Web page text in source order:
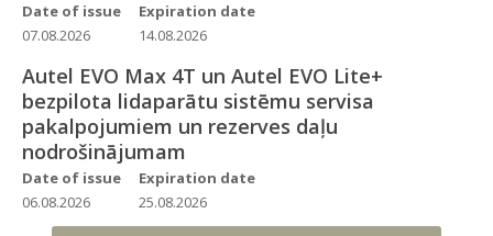
Date of issue
07.08.2026
Expiration date
14.08.2026
Autel EVO Max 4T un Autel EVO Lite+
bezpilota lidaparātu sistēmu servisa
pakalpojumiem un rezerves daļu
nodrošinājumam
Date of issue
06.08.2026
Expiration date
25.08.2026